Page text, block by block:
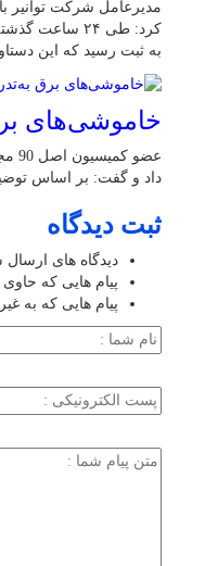
مدیرعامل شرکت توانیر
به ثبت رسید که این
خاموشی‌های
داد و گفت: بر اساس
ثبت دیدگاه
دیدگاه های
پیام هایی که
پیام هایی که به